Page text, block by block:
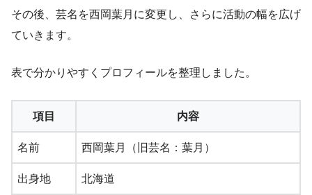
その後、芸名を西岡葉月に変更し、さらに活動の幅を広げ
ていきます。
表で分かりやすくプロフィールを整理しました。
項目 内容
名前 西岡葉月（旧芸名：葉月）
出身地 北海道